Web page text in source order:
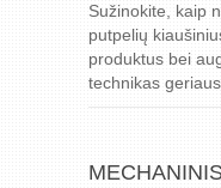
Sužinokite, kaip
putpelių
produktus bei
technikas